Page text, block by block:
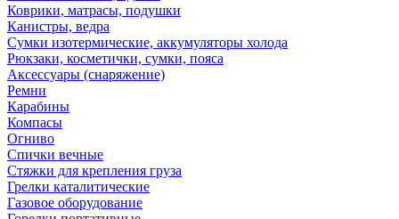
Коврики, матрасы, подушки
Канистры, ведра
Сумки изотермические, аккумуляторы холода
Рюкзаки, косметички, сумки, пояса
Аксессуары (снаряжение)
Ремни
Карабины
Компасы
Огниво
Спички вечные
Стяжки для крепления груза
Грелки каталитические
Газовое оборудование